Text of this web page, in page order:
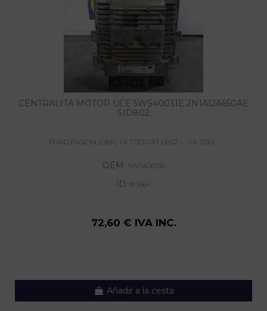
CENTRALITA MOTOR UCE 5WS40031E 2N1A12A650AE
SID802
FORD FUSION (CBK) 1.4 TDCI CAT | 0.02 - ... 1.4 TDCI...
OEM: 5WS40031E
ID: 813364
72,60 € IVA INC.
Añadir a la cesta